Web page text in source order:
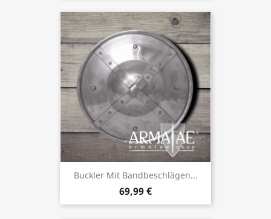
Buckler Mit Bandbeschlägen...
69,99 €